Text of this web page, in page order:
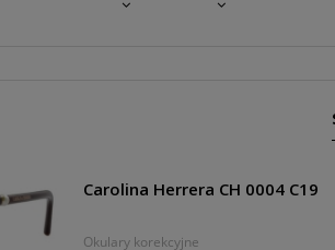
Carolina Herrera CH 0004 C19
Okulary korekcyjne